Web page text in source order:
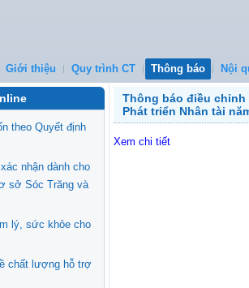
Giới thiệu Quy trình CT Thông báo Nội
theo Quyết định
nhận dành cho
sở Sóc Trăng và
lý, sức khỏe cho
chất lượng hỗ trợ
Thông báo điều
Phát triển Nhân tài
Xem chi tiết